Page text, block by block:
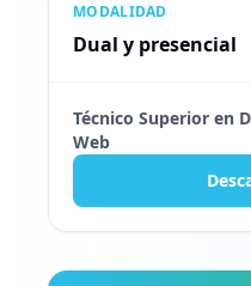
MODALIDAD
Dual y presencial
Técnico Superior en
Web